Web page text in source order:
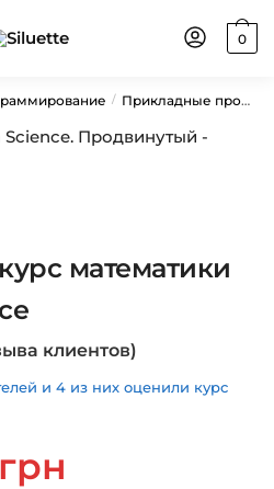
0
/ Прикладные профессии
математики
клиентов)
и 4 из них оценили курс
грн